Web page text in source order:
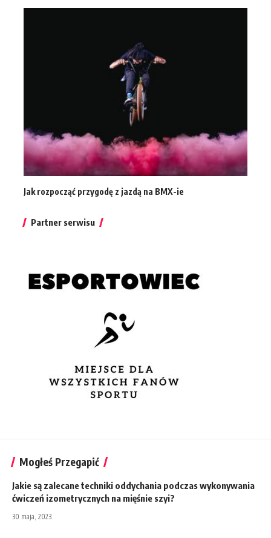
Jak rozpocząć przygodę z jazdą na BMX-ie
Partner serwisu
Mogłeś Przegapić
Jakie są zalecane techniki oddychania podczas wykonywania
ćwiczeń izometrycznych na mięśnie szyi?
30 maja, 2023